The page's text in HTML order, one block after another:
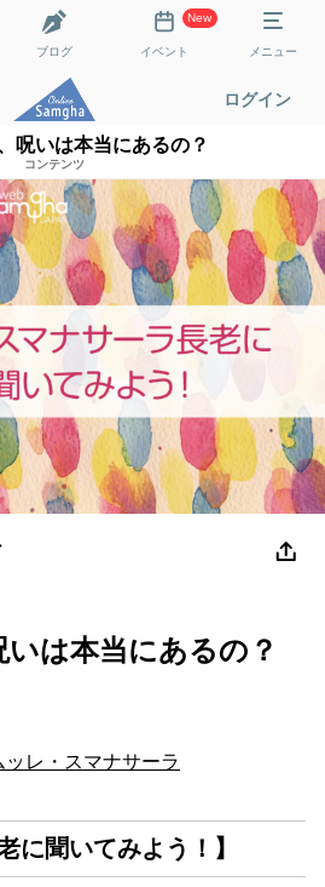
ブログ
New
イベント メニュー
ログイン
呪いは本当にあるの？
コンテンツ
は本当にあるの？
ッレ・スマナサーラ
に聞いてみよう！】